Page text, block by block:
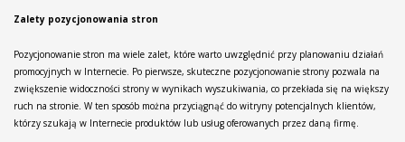
Zalety pozycjonowania stron
Pozycjonowanie stron ma wiele zalet, które warto uwzględnić przy planowaniu działań
promocyjnych w Internecie. Po pierwsze, skuteczne pozycjonowanie strony pozwala na
zwiększenie widoczności strony w wynikach wyszukiwania, co przekłada się na większy
ruch na stronie. W ten sposób można przyciągnąć do witryny potencjalnych klientów,
którzy szukają w Internecie produktów lub usług oferowanych przez daną firmę.